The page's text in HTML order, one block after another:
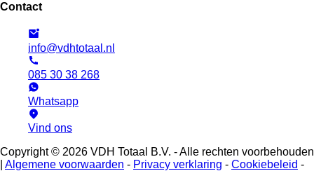
Contact
info@vdhtotaal.nl
085 30 38 268
Whatsapp
Vind ons
Copyright © 2026 VDH Totaal B.V. - Alle rechten voorbehouden
Algemene voorwaarden - Privacy verklaring - Cookiebeleid -